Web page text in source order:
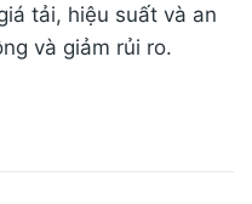
tải, hiệu suất và an
và giảm rủi ro.